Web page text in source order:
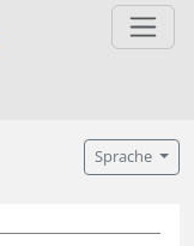
Sprache